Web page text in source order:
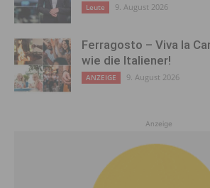
Leute 9. August 2026
Ferragosto – Viva la
wie die Italiener!
ANZEIGE 9. August 2026
Anzeige